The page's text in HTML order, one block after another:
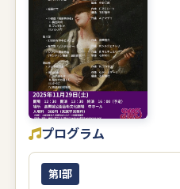
プログラム
第I部